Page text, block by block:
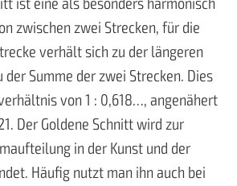
zwischen zwei Strecken, für die
verhält sich zu der längeren
Summe der zwei Strecken. Dies
von 1 : 0,618…, angenähert
Der Goldene Schnitt wird zur
in der Kunst und der
Häufig nutzt man ihn auch bei